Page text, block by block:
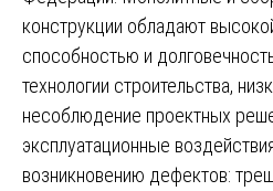
конструкции обладают
способностью и
технологии строительства,
несоблюдение проектных
эксплуатационные
возникновению дефектов: